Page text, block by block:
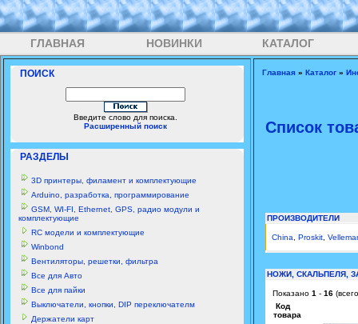
ГЛАВНАЯ НОВИНКИ КАТАЛОГ
ПОИСК
Введите слово для поиска.
Расширенный поиск
РАЗДЕЛЫ
3D принтеры, филамент и комплектующие
Arduino, разработка, программирование
GSM, WI-FI, Ethernet, GPS, радио модули и
комплектующие
RC модели и комплектующие
Winbond
Вентиляторы, решетки, фильтра
Все для Авто
Все для пайки
Выключатели, кнопки, DIP переключателм
Держатели карт
Главная » Каталог »
Список
ПРОИЗВОДИТЕЛИ
China Proskit
НОЖИ, СКАЛЬПЕЛЯ,
Показано 1 - 16
Код
товара